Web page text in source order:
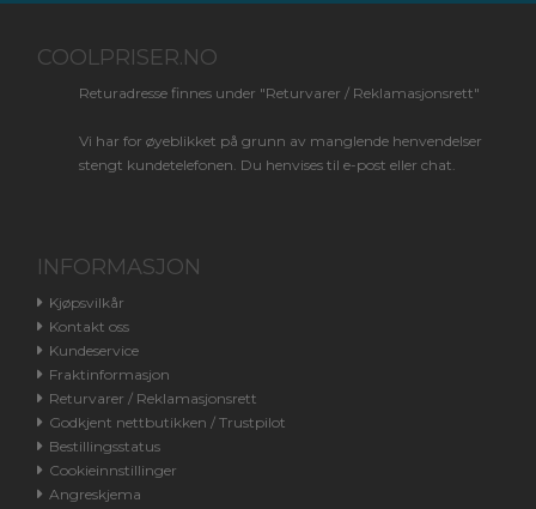
COOLPRISER.NO
Returadresse finnes under "Returvarer / Reklamasjonsrett"
Vi har for øyeblikket på grunn av manglende henvendelser
stengt kundetelefonen. Du henvises til e-post eller chat.
INFORMASJON
Kjøpsvilkår
Kontakt oss
Kundeservice
Fraktinformasjon
Returvarer / Reklamasjonsrett
Godkjent nettbutikken / Trustpilot
Bestillingsstatus
Cookieinnstillinger
Angreskjema